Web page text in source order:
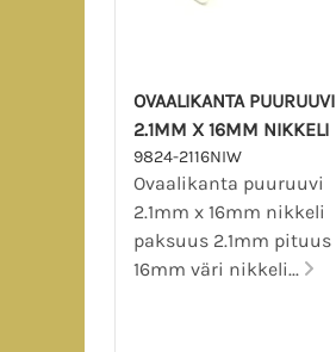
OVAALIKANTA PUURUUVI
2.1MM X 16MM NIKKELI
9824-2116NIW
Ovaalikanta puuruuvi
2.1mm x 16mm nikkeli
paksuus 2.1mm pituus
16mm väri nikkeli...